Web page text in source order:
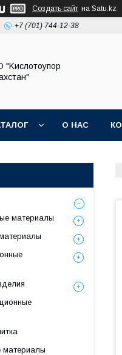
Создать сайт на Satu.kz
+7 (701) 744-12-38
"Kислoтoупoр
О НАС
материалы
материалы